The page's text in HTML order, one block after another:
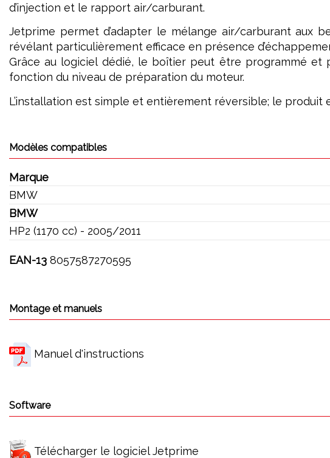
d’injection et le rapport air/carburant.
Jetprime permet d’adapter le mélange air/carburant aux
révélant particulièrement efficace en présence
Grâce au logiciel dédié, le boîtier peut être programmé et
fonction du niveau de préparation du moteur.
L’installation est simple et entièrement réversible; le
Modèles compatibles
Marque
BMW
BMW
HP2 (1170 cc) - 2005/2011
EAN-13 8057587270595
Montage et manuels
Manuel d'instructions
Software
Télécharger le logiciel Jetprime